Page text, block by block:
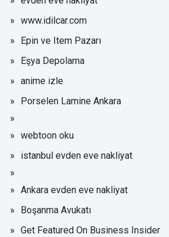
www.idilcar.com
Epin ve Item Pazarı
Eşya Depolama
anime izle
Porselen Lamine Ankara
webtoon oku
istanbul evden eve nakliyat
Ankara evden eve nakliyat
Boşanma Avukatı
Get Featured On Business Insider